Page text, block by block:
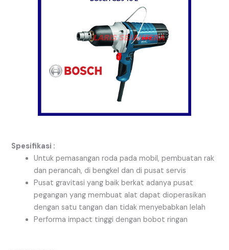
Spesifikasi :
Untuk pemasangan roda pada mobil, pembuatan rak
dan perancah, di bengkel dan di pusat servis
Pusat gravitasi yang baik berkat adanya pusat
pegangan yang membuat alat dapat dioperasikan
dengan satu tangan dan tidak menyebabkan lelah
Performa impact tinggi dengan bobot ringan